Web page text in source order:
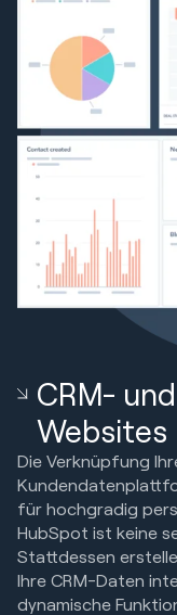
CRM-
Websites
Die Verknüpfung
für hochgradig
HubSpot ist keine
Stattdessen
Ihre CRM-Daten
dynamische